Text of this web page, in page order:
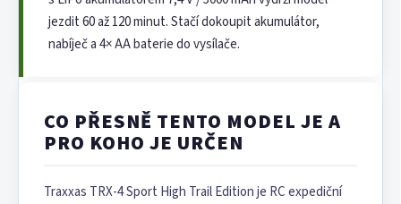
jezdit 60 až 120 minut. Stačí dokoupit akumulátor,
nabíječ a 4× AA baterie do vysílače.
CO PŘESNĚ TENTO MODEL JE A
PRO KOHO JE URČEN
Traxxas TRX-4 Sport High Trail Edition je RC expediční